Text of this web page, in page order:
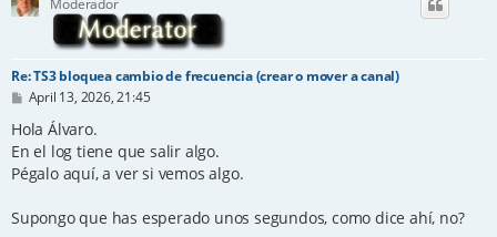
Moderador
Re: TS3 bloquea cambio de frecuencia (crear o mover a canal)
P
s
April 13, 2026, 21:45
Hola Álvaro.
En el log tiene que salir algo.
Pégalo aquí, a ver si vemos algo.
Supongo que has esperado unos segundos, como dice ahí, no?